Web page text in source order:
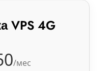
VPS 4G
/мес